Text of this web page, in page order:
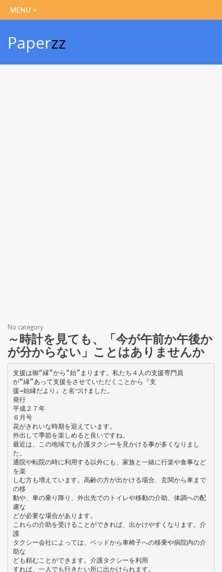
Paperzz
No category
～時計を見ても、「今が午前か午後か
が分からない」ことはありませんか
支援は御“縁”から“始”まります。私たち４人の支援専門員
が“縁”あって支援をさせていただくことから『支
援→始縁だより』と名づけました。
発行
平成２７年
６月号
花がきれいな時期を迎えています。
外出して季節を楽しめると良いですね。
最近は、この地域でも介護タクシーを見かける事が多くなりまし
た。
通院や転院の時に利用する以外にも、家族と一緒に行楽や食事など
を楽
しむ方も増えています。高齢の方が出かける場合、玄関から車まで
の移
動や、車の乗り降り、外出先でのトイレや移動の介助、体調への配
慮な
どが必要な場合があります。
これらの介助を受けることができれば、出かけやすくなります。介
護
タクシー会社によっては、ベッドから車椅子への移乗や病院内の介
助な
ども頼むことができます。介護タクシーを利用
すれば、一人でも行きたい所に出かけられます。